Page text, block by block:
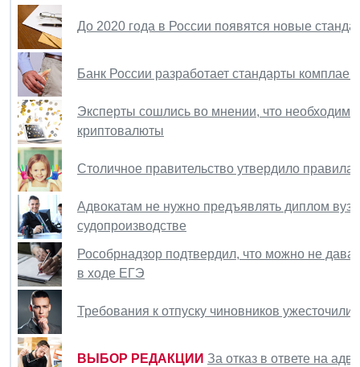
До 2020 года в России появятся новые
Банк России разработает стандарты
Эксперты сошлись во мнении, что необходимо
криптовалюты
Столичное правительство утвердило правила
Адвокатам не нужно предъявлять диплом
судопроизводстве
Рособрнадзор подтвердил, что можно не
в ходе ЕГЭ
Требования к отпуску чиновников ужесточили
ВЫБОР РЕДАКЦИИ За отказ в ответе на